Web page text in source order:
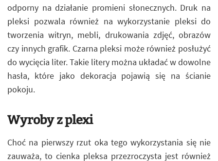
odporny na działanie promieni słonecznych. Druk na
pleksi pozwala również na wykorzystanie pleksi do
tworzenia witryn, mebli, drukowania zdjęć, obrazów
czy innych grafik. Czarna pleksi może również posłużyć
do wycięcia liter. Takie litery można układać w dowolne
hasła, które jako dekoracja pojawią się na ścianie
pokoju.
Wyroby z plexi
Choć na pierwszy rzut oka tego wykorzystania się nie
zauważa, to cienka pleksa przezroczysta jest również